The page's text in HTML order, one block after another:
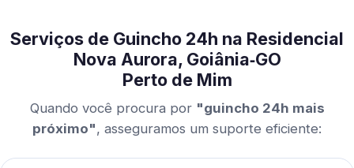
Serviços de Guincho 24h na Residencial
Nova Aurora, Goiânia‑GO
Perto de Mim
Quando você procura por "guincho 24h mais
próximo", asseguramos um suporte eficiente: